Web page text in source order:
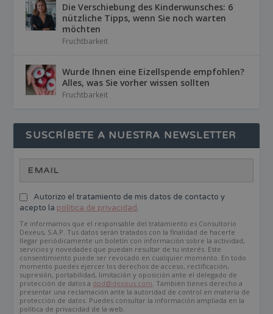
Die Verschiebung des Kinderwunsches: 6
nützliche Tipps, wenn Sie noch warten
möchten
Fruchtbarkeit
Wurde Ihnen eine Eizellspende empfohlen?
Alles, was Sie vorher wissen sollten
Fruchtbarkeit
SUSCRÍBETE A NUESTRA NEWSLETTER
Autorizo el tratamiento de mis datos de contacto y
acepto la política de privacidad.
Te informamos que el responsable del tratamiento es Consultorio
Dexeus, S.A.P. Tus datos serán tratados con la finalidad de hacerte
llegar periódicamente un boletín con información sobre la actividad,
servicios y novedades que puedan resultar de tu interés. Este
consentimiento puede ser revocado en cualquier momento. En todo
momento puedes ejercer los derechos de acceso, rectificación,
supresión, portabilidad, limitación y oposición ante el delegado de
protección de datos a dpd@dexeus.com . También tienes derecho a
presentar una reclamación ante la autoridad de control en materia de
protección de datos. Puedes consultar la información ampliada en la
política de privacidad de la web.